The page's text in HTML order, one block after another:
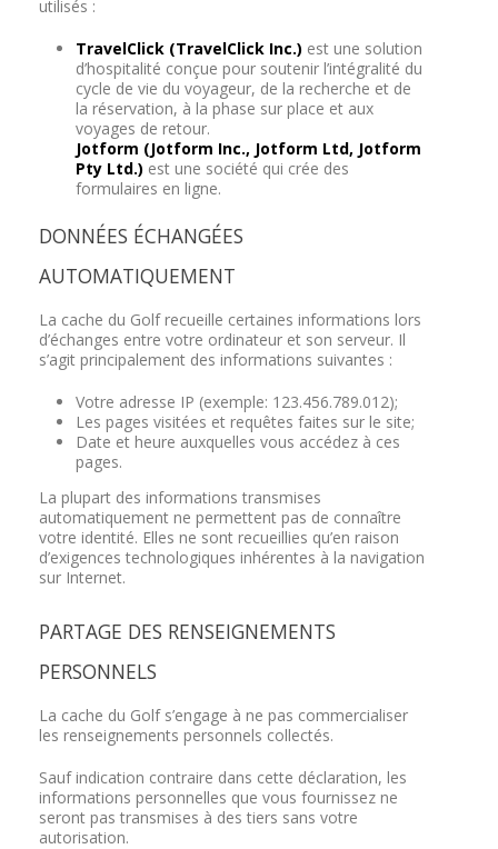
utilisés :
TravelClick (TravelClick Inc.) est une solution
d’hospitalité conçue pour soutenir l’intégralité du
cycle de vie du voyageur, de la recherche et de
la réservation, à la phase sur place et aux
voyages de retour.
Jotform (Jotform Inc., Jotform Ltd, Jotform
Pty Ltd.) est une société qui crée des
formulaires en ligne.
DONNÉES ÉCHANGÉES
AUTOMATIQUEMENT
La cache du Golf recueille certaines informations lors
d’échanges entre votre ordinateur et son serveur. Il
s’agit principalement des informations suivantes :
Votre adresse IP (exemple: 123.456.789.012);
Les pages visitées et requêtes faites sur le site;
Date et heure auxquelles vous accédez à ces
pages.
La plupart des informations transmises
automatiquement ne permettent pas de connaître
votre identité. Elles ne sont recueillies qu’en raison
d’exigences technologiques inhérentes à la navigation
sur Internet.
PARTAGE DES RENSEIGNEMENTS
PERSONNELS
La cache du Golf s’engage à ne pas commercialiser
les renseignements personnels collectés.
Sauf indication contraire dans cette déclaration, les
informations personnelles que vous fournissez ne
seront pas transmises à des tiers sans votre
autorisation.